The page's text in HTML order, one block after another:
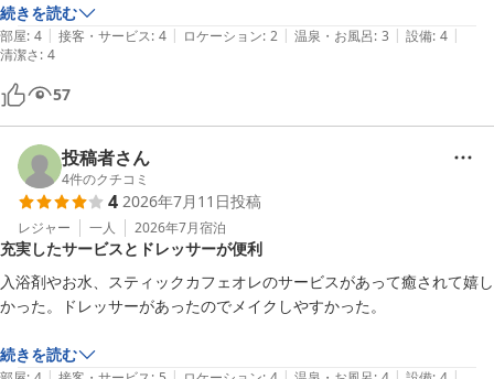
続きを読む
部屋: 4 | 接客・サービス: 4 | ロケーション: 2 | 温泉・お風呂: 3 | 設備: 4 |
清潔さ: 4
57
投稿者さん
4件のクチコミ
4 2026年7月11日投稿
レジャー 一人 2026年7月宿泊
充実したサービスとドレッサーが便利
入浴剤やお水、スティックカフェオレのサービスがあって癒されて嬉し
かった。ドレッサーがあったのでメイクしやすかった。
続きを読む